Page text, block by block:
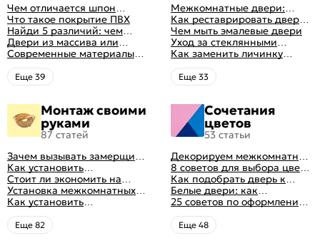
Чем отличается шпон
натуральный от шпона
файн-лайн
Что такое покрытие ПВХ
Найди 5 различий: чем
отличаются двери пвх от
ламинированных
Двери из массива или
шпона: какие лучше
выбрать
Современные материалы
межкомнатных дверей,
виды межкомнатных
дверей по материалу
Eще 39
Межкомнатные двери:
правила ухода
Как реставрировать дверь в
домашних условиях
Чем мыть эмалевые двери
Уход за стеклянными
дверями
Как заменить личинку
замка самостоятельно
Eще 33
Монтаж своими
руками
87 статей
Зачем вызывать замерщика
для установки дверей
Как установить
межкомнатную дверь
самостоятельно: советы
профессионала
Стоит ли экономить на
установке дверей
Установка межкомнатных
дверей своими руками:
правила монтажа,
инструкция и полезные
советы
Как установить
металлические двери в
квартире
Eще 82
Сочетания
цветов
53 статьи
Декорируем межкомнатные
двери в стиле винтаж
своими руками (с
оригинальными фото-
идеями)
8 советов для выбора цвета
межкомнатных дверей
Как подобрать дверь к
интерьеру квартиры
Белые двери: как
гармонично вписать их в
интерьер
25 советов по оформлению
дверного проема без двери
+ 50 фото
Eще 48